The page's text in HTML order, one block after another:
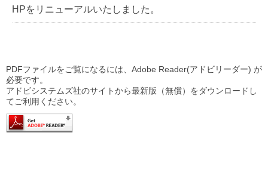
HPをリニューアルいたしました。
PDFファイルをご覧になるには、Adobe Reader(アドビリーダー) が
必要です。
アドビシステムズ社のサイトから最新版（無償）をダウンロードし
てご利用ください。